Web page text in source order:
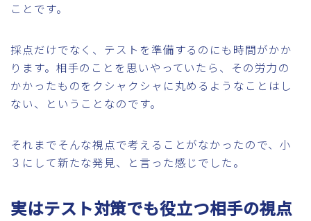
ことです。
採点だけでなく、テストを準備するのにも時間がかか
ります。相手のことを思いやっていたら、その労力の
かかったものをクシャクシャに丸めるようなことはし
ない、ということなのです。
それまでそんな視点で考えることがなかったので、小
３にして新たな発見、と言った感じでした。
実はテスト対策でも役立つ相手の視点